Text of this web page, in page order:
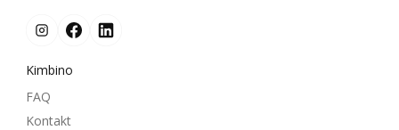
Kimbino
FAQ
Kontakt